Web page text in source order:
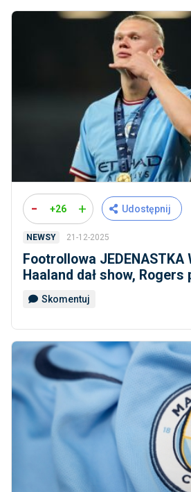
- +26 + Udostępnij
NEWSY 21-12-2025
Footrollowa JEDENASTKA
Haaland dał show, Rogers
Skomentuj